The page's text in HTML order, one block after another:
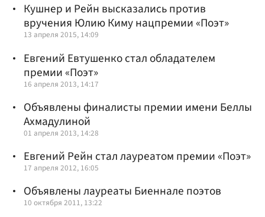
Кушнер и Рейн высказались против
вручения Юлию Киму нацпремии «Поэт»
13 апреля 2015, 14:09
Евгений Евтушенко стал обладателем
премии «Поэт»
16 апреля 2013, 14:17
Объявлены финалисты премии имени Беллы
Ахмадулиной
01 апреля 2013, 14:28
Евгений Рейн стал лауреатом премии «Поэт»
17 апреля 2012, 16:05
Объявлены лауреаты Биеннале поэтов
10 октября 2011, 13:22